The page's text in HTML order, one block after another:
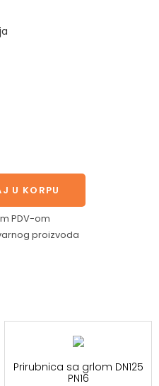
U KORPU
PDV-om
proizvoda
Prirubnica sa grlom DN125
PN16